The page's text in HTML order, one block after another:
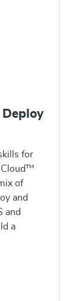
Deploy
for
Cloud™
of
and
and
a
to